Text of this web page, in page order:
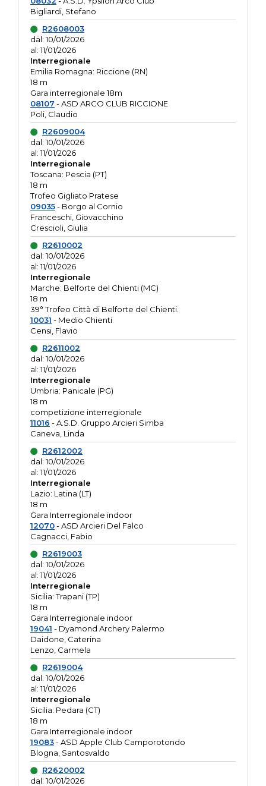
Bigliardi, Stefano
R2608003
dal: 10/01/2026
al: 11/01/2026
Interregionale
Emilia Romagna: Riccione (RN)
18 m
Gara interregionale 18m
08107 - ASD ARCO CLUB RICCIONE
Poli, Claudio
R2609004
dal: 10/01/2026
al: 11/01/2026
Interregionale
Toscana: Pescia (PT)
18 m
Trofeo Gigliato Pratese
09035- Borgo al Cornio
Franceschi, Giovacchino
Crescioli, Giulia
R2610002
dal: 10/01/2026
al: 11/01/2026
Interregionale
Marche: Belforte del Chienti (MC)
18 m
39° Trofeo Città di Belforte del Chienti.
10031 - Medio Chienti
Censi, Flavio
R2611002
dal: 10/01/2026
al: 11/01/2026
Interregionale
Umbria: Panicale (PG)
18 m
competizione interregionale
11016 - A.S.D. Gruppo Arcieri Simba
Caneva, Linda
R2612002
dal: 10/01/2026
al: 11/01/2026
Interregionale
Lazio: Latina (LT)
18 m
Gara Interregionale indoor
12070- ASD Arcieri Del Falco
Cagnacci, Fabio
R2619003
dal: 10/01/2026
al: 11/01/2026
Interregionale
Sicilia: Trapani (TP)
18 m
Gara Interregionale indoor
19041 - Dyamond Archery Palermo
Daidone, Caterina
Lenzo, Carmela
R2619004
dal: 10/01/2026
al: 11/01/2026
Interregionale
Sicilia: Pedara (CT)
18 m
Gara Interregionale indoor
19083- ASD Apple Club Camporotondo
Blogna, Santosvaldo
R2620002
dal: 10/01/2026